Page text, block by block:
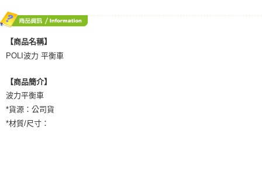
１．於結帳方式選擇「AFTEE先享後付」後，將跳轉至「AFTEE先享後付」
結帳頁面，進行簡訊認證並確認金額後，即可完成結帳。
２．訂單成立數日內，您將收到繳費通知簡訊。
ATM／網路銀行／等多元方式進行付款，方視為交易完成。
※ 請注意：結帳手續完成當下不需立刻繳費，但若您需要取消訂單，請聯絡
購買商品的店家。未經商家同意取消之訂單仍視為有效，需透過AFTEE先享
後付繳納相關費用。
※ 交易是否成功請以「AFTEE先享後付 」之結帳頁面顯示為準，若有關於
宅配
每筆NT$80，滿NT$600(含以上)免運費
付款後門市自取
【商品名稱】
POLI波力 平衡車
【商品簡介】
波力平衡車
*貨源：公司貨
*材質/尺寸：